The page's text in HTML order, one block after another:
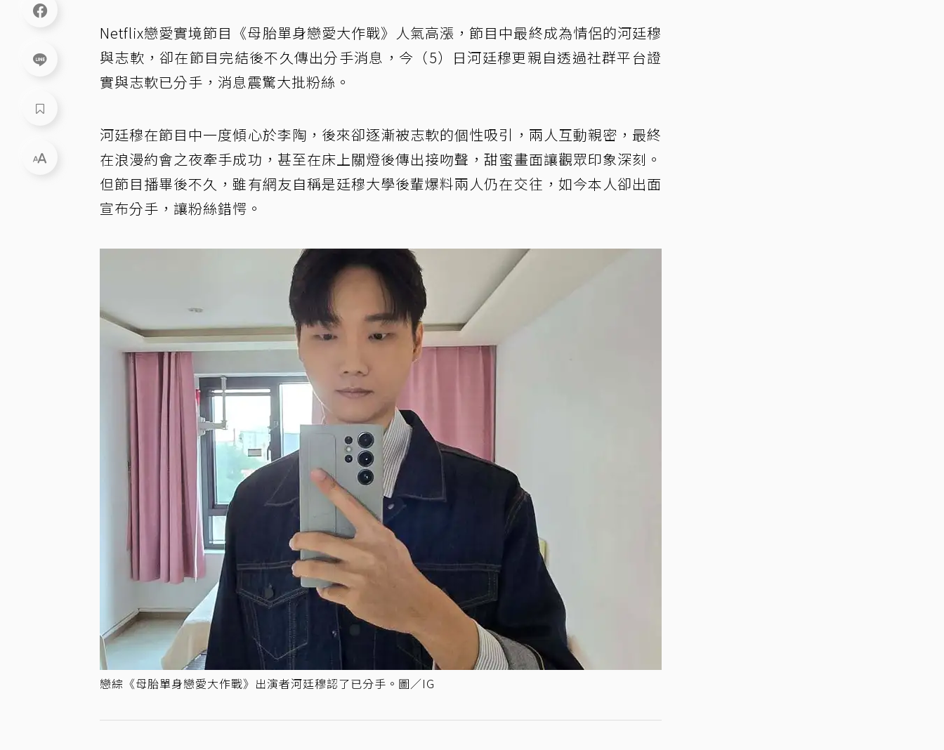
Netflix戀愛實境節目《母胎單身戀愛大作戰》人氣高漲，節目中最終成為情侶的河廷穆
與志軟，卻在節目完結後不久傳出分手消息，今（5）日河廷穆更親自透過社群平台證
實與志軟已分手，消息震驚大批粉絲。
河廷穆在節目中一度傾心於李陶，後來卻逐漸被志軟的個性吸引，兩人互動親密，最終
在浪漫約會之夜牽手成功，甚至在床上關燈後傳出接吻聲，甜蜜畫面讓觀眾印象深刻。
但節目播畢後不久，雖有網友自稱是廷穆大學後輩爆料兩人仍在交往，如今本人卻出面
宣布分手，讓粉絲錯愕。
戀綜《母胎單身戀愛大作戰》出演者河廷穆認了已分手。圖／IG